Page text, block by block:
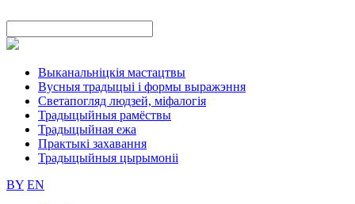
Выканальніцкія мастацтвы
Вусныя традыцыі і формы выражэння
Светапогляд людзей, міфалогія
Традыцыйныя рамёствы
Традыцыйная ежа
Практыкі захавання
Традыцыйныя цырымоніі
BY EN